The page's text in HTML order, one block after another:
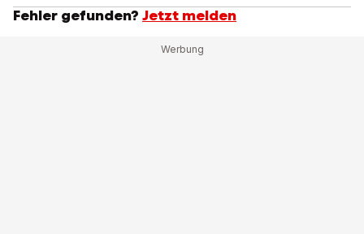
Fehler gefunden? Jetzt melden